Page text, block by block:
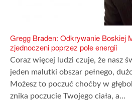
Gregg Braden: Odkrywanie Boskiej
zjednoczeni poprzez pole energii
Coraz więcej ludzi czuje, że nasz
jeden malutki obszar pełnego,
Możesz to poczuć choćby w
znika poczucie Twojego ciała, a...